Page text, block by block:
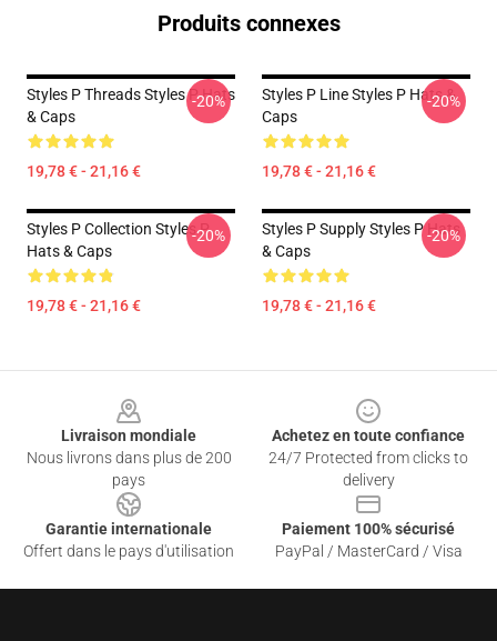
Produits connexes
Styles P Threads Styles P Hats
& Caps
19,78 € - 21,16 €
-20%
Styles P Line Styles P Hats &
Caps
19,78 € - 21,16 €
-20%
Styles P Collection Styles P
Hats & Caps
19,78 € - 21,16 €
-20%
Styles P Supply Styles P Hats
& Caps
19,78 € - 21,16 €
-20%
Livraison mondiale
Nous livrons dans plus de 200
pays
Achetez en toute confiance
24/7 Protected from clicks to
delivery
Garantie internationale
Offert dans le pays d'utilisation
Paiement 100% sécurisé
PayPal / MasterCard / Visa